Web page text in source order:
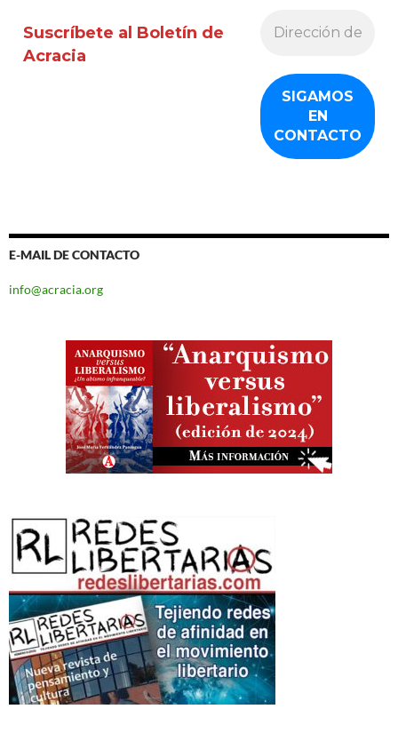
Suscríbete al Boletín de
Acracia
E-MAIL DE CONTACTO
info@acracia.org